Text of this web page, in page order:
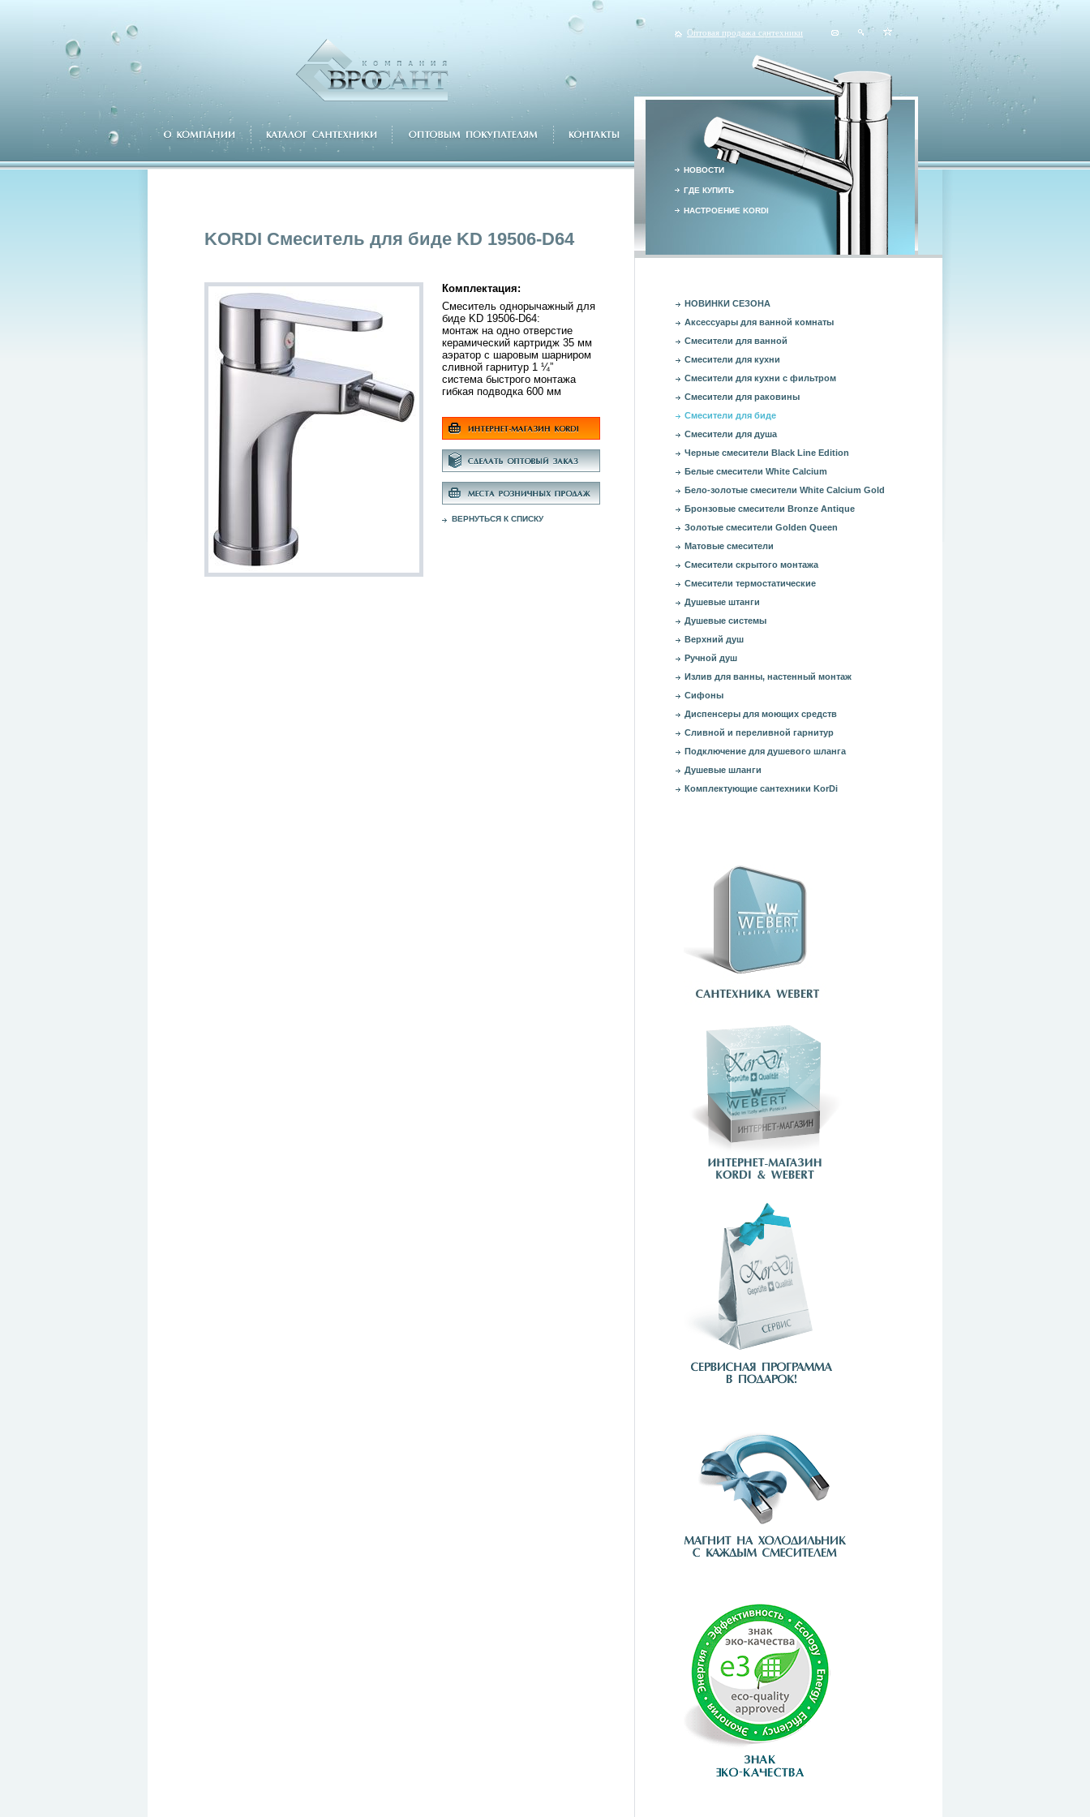
KORDI Смеситель для биде KD 19506-D64
Комплектация:
Смеситель однорычажный для
биде KD 19506-D64:
монтаж на одно отверстие
керамический картридж 35 мм
аэратор с шаровым шарниром
сливной гарнитур 1 ¼”
система быстрого монтажа
гибкая подводка 600 мм
ВЕРНУТЬСЯ К СПИСКУ
Оптовая продажа сантехники
НОВОСТИ
ГДЕ КУПИТЬ
НАСТРОЕНИЕ KORDI
НОВИНКИ СЕЗОНА
Аксессуары для ванной комнаты
Смесители для ванной
Смесители для кухни
Смесители для кухни с фильтром
Смесители для раковины
Смесители для биде
Смесители для душа
Черные смесители Black Line Edition
Белые смесители White Calcium
Бело-золотые смесители White Calcium Gold
Бронзовые смесители Bronze Antique
Золотые смесители Golden Queen
Матовые смесители
Смесители скрытого монтажа
Смесители термостатические
Душевые штанги
Душевые системы
Верхний душ
Ручной душ
Излив для ванны, настенный монтаж
Сифоны
Диспенсеры для моющих средств
Сливной и переливной гарнитур
Подключение для душевого шланга
Душевые шланги
Комплектующие сантехники KorDi